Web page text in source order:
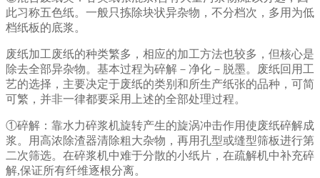
此习称五色纸。一般只拣除块状异杂物，不分档次，多用为低
档纸板的底浆。
废纸加工废纸的种类繁多，相应的加工方法也较多，但核心是
除去全部异杂物。基本过程为碎解－净化－脱墨。废纸回用工
艺的选择，主要决定于废纸的类别和所生产纸张的品种，可简
可繁，并非一律都要采用上述的全部处理过程。
①碎解：靠水力碎浆机旋转产生的旋涡冲击作用使废纸碎解成
浆。用高浓除渣器清除粗大杂物，再用孔型或缝型筛板进行第
二次筛选。在碎浆机中难于分散的小纸片，在疏解机中补充碎
解,保证所有纤维逐根分离。